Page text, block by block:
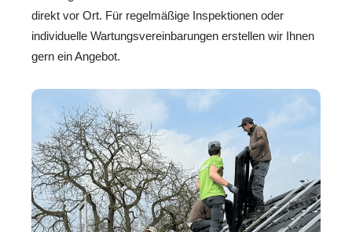
direkt vor Ort. Für regelmäßige Inspektionen oder
individuelle Wartungsvereinbarungen erstellen wir Ihnen
gern ein Angebot.